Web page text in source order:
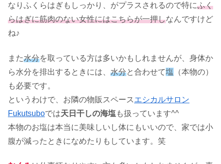
なりふくらはぎもしっかり、がプラスされるので特にふく
らはぎに筋肉のない女性にはこちらが一押しなんですけど
ね♪
また水分を取っている方は多いかもしれませんが、身体か
ら水分を排出するときには、 水分と合わせて塩 （本物の）
も必要です。
というわけで、お隣の物販スペース エシカルサロン
Fukutsuboでは天日干しの海塩 も扱っています^^
本物のお塩は本当に美味しいし体にもいいので、家では小
腹が減ったときになめたりもしています。笑